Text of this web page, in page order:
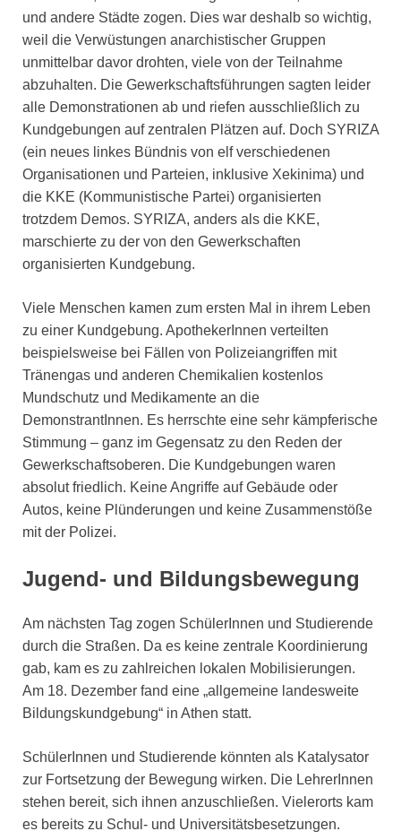
und andere Städte zogen. Dies war deshalb so wichtig,
weil die Verwüstungen anarchistischer Gruppen
unmittelbar davor drohten, viele von der Teilnahme
abzuhalten. Die Gewerkschaftsführungen sagten leider
alle Demonstrationen ab und riefen ausschließlich zu
Kundgebungen auf zentralen Plätzen auf. Doch SYRIZA
(ein neues linkes Bündnis von elf verschiedenen
Organisationen und Parteien, inklusive Xekinima) und
die KKE (Kommunistische Partei) organisierten
trotzdem Demos. SYRIZA, anders als die KKE,
marschierte zu der von den Gewerkschaften
organisierten Kundgebung.
Viele Menschen kamen zum ersten Mal in ihrem Leben
zu einer Kundgebung. ApothekerInnen verteilten
beispielsweise bei Fällen von Polizeiangriffen mit
Tränengas und anderen Chemikalien kostenlos
Mundschutz und Medikamente an die
DemonstrantInnen. Es herrschte eine sehr kämpferische
Stimmung – ganz im Gegensatz zu den Reden der
Gewerkschaftsoberen. Die Kundgebungen waren
absolut friedlich. Keine Angriffe auf Gebäude oder
Autos, keine Plünderungen und keine Zusammenstöße
mit der Polizei.
Jugend- und Bildungsbewegung
Am nächsten Tag zogen SchülerInnen und Studierende
durch die Straßen. Da es keine zentrale Koordinierung
gab, kam es zu zahlreichen lokalen Mobilisierungen.
Am 18. Dezember fand eine „allgemeine landesweite
Bildungskundgebung“ in Athen statt.
SchülerInnen und Studierende könnten als Katalysator
zur Fortsetzung der Bewegung wirken. Die LehrerInnen
stehen bereit, sich ihnen anzuschließen. Vielerorts kam
es bereits zu Schul- und Universitätsbesetzungen.